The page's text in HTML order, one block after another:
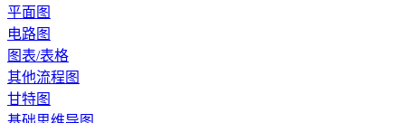
平面图
电路图
图表/表格
其他流程图
甘特图